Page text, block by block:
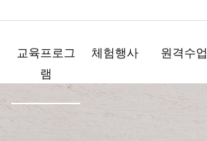
교육프로그
램
체험행사 원격수업